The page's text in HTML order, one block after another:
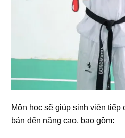
Môn học sẽ giúp sinh viên
bản đến nâng cao, bao gồm: